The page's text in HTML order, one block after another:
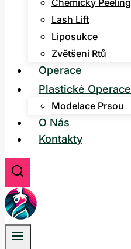
Chemický Peeling
Lash Lift
Liposukce
Zvětšení Rtů
Operace
Plastické Operace
Modelace Prsou
O Nás
Kontakty